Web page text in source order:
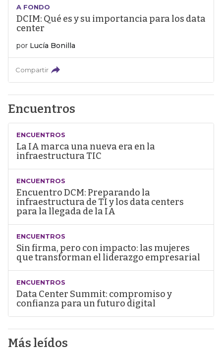
A FONDO
DCIM: Qué es y su importancia para los data
center
por Lucía Bonilla
Compartir
Encuentros
ENCUENTROS
La IA marca una nueva era en la
infraestructura TIC
ENCUENTROS
Encuentro DCM: Preparando la
infraestructura de TI y los data centers
para la llegada de la IA
ENCUENTROS
Sin firma, pero con impacto: las mujeres
que transforman el liderazgo empresarial
ENCUENTROS
Data Center Summit: compromiso y
confianza para un futuro digital
Más leídos